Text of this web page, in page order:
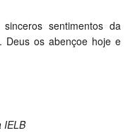
sentimentos da
Deus os abençoe hoje e
IELB